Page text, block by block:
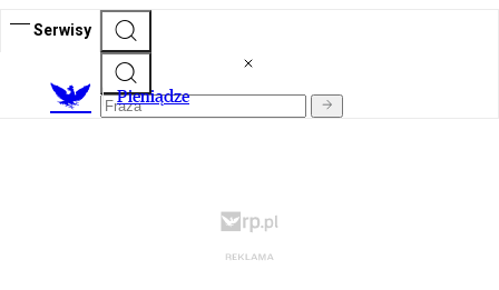
Serwisy
Pieniądze